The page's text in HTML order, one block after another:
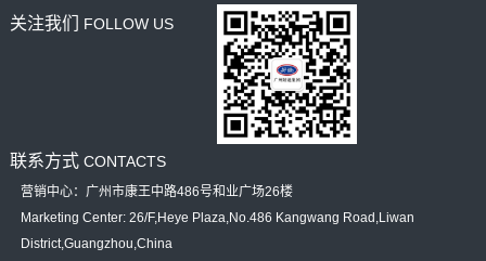
关注我们 FOLLOW US
联系方式 CONTACTS
营销中心：广州市康王中路486号和业广场26楼
Marketing Center: 26/F,Heye Plaza,No.486 Kangwang Road,Liwan
District,Guangzhou,China